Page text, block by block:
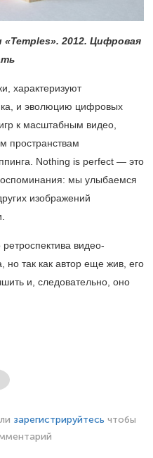
2012. Цифровая
характеризуют
и эволюцию цифровых
к масштабным видео,
пространствам
Nothing is perfect — это
мы улыбаемся
изображений
видео-
так как автор еще жив, его
и, следовательно, оно
зарегистрируйтесь чтобы